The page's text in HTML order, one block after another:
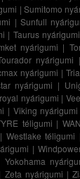
| Sumitomo
| Sunfull
| Taurus nyárigumi
nyárigumi |
nyárigumi
nyárigumi |
nyárigumi |
nyárigumi |
| Viking nyárigumi
téligumi |
| Westlake téligumi
|
Yokohama
Zeta nyárigumi |